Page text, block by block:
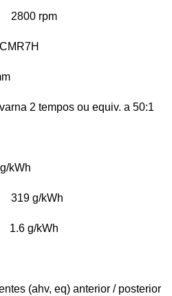
rpm
2 tempos ou equiv. a 50:1
kWh
319 g/kWh
g/kWh
(ahv, eq) anterior / posterior